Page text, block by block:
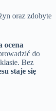
oraz zdobyte
ocena
do
Bez
staje się